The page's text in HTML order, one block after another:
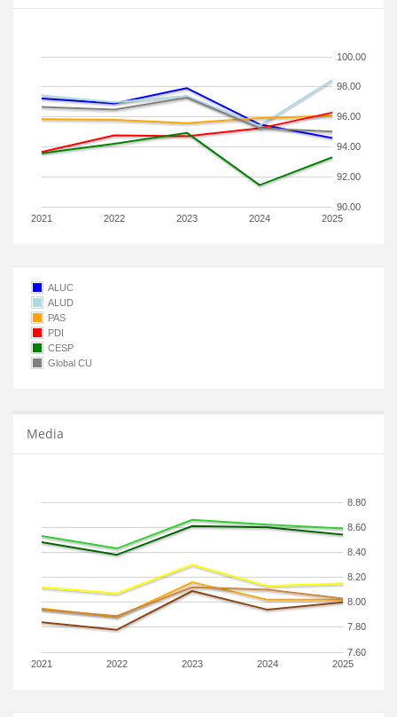
2021 2022 2023 2024 2025
90.00
92.00
94.00
96.00
98.00
100.00
ALUC
ALUD
PAS
PDI
CESP
Global CU
Media
2021 2022 2023 2024 2025
7.60
7.80
8.00
8.20
8.40
8.60
8.80